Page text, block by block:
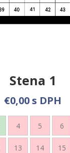
Stena 1
€0,00 s DPH
4 5 6
13 14 15